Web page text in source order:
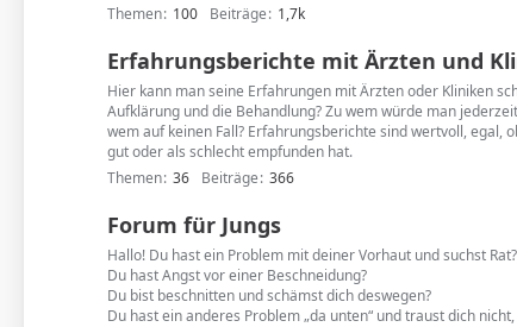
Themen 100 Beiträge 1,7k
Erfahrungsberichte mit Ärzten und
Hier kann man seine Erfahrungen mit Ärzten oder Kliniken
Aufklärung und die Behandlung? Zu wem würde man
wem auf keinen Fall? Erfahrungsberichte sind wertvoll, egal,
gut oder als schlecht empfunden hat.
Themen 36 Beiträge 366
Forum für Jungs
Hallo! Du hast ein Problem mit deiner Vorhaut und suchst Rat?
Du hast Angst vor einer Beschneidung?
Du bist beschnitten und schämst dich deswegen?
Du hast ein anderes Problem „da unten“ und traust dich